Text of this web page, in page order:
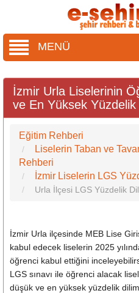
MENÜ
İzmir Urla Liselerinin
ve En Yüksek
Eğitim Rehberi
Liselerin Taban ve
Rehberi
İzmir Liselerin LGS
Urla İlçesi LGS Yüzdelik
İzmir Urla ilçesinde MEB Lise
kabul edecek liselerin 2025
öğrenci kabul ettiğini
LGS sınavı ile öğrenci alacak
düşük ve en yüksek yüzdelik